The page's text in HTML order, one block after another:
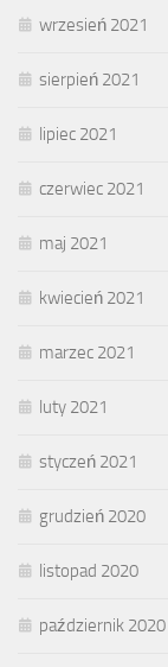
wrzesień 2021
sierpień 2021
lipiec 2021
czerwiec 2021
maj 2021
kwiecień 2021
marzec 2021
luty 2021
styczeń 2021
grudzień 2020
listopad 2020
październik 2020